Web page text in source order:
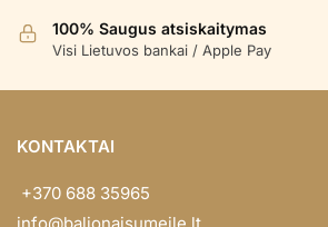
100% Saugus atsiskaitymas
Visi Lietuvos bankai / Apple Pay
KONTAKTAI
+370 688 35965
info@balionaisumeile.lt